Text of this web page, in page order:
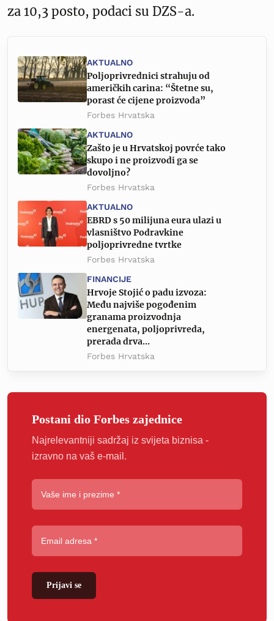
za 10,3 posto, podaci su DZS-a.
AKTUALNO
Poljoprivrednici strahuju od
američkih carina: “Štetne su,
porast će cijene proizvoda”
Forbes Hrvatska
AKTUALNO
Zašto je u Hrvatskoj povrće tako
skupo i ne proizvodi ga se
dovoljno?
Forbes Hrvatska
AKTUALNO
EBRD s 50 milijuna eura ulazi u
vlasništvo Podravkine
poljoprivredne tvrtke
Forbes Hrvatska
FINANCIJE
Hrvoje Stojić o padu izvoza:
Među najviše pogođenim
granama proizvodnja
energenata, poljoprivreda,
prerada drva…
Forbes Hrvatska
Postani dio Forbes zajednice
Najrelevantniji sadržaj iz svijeta biznisa -
izravno na vaš e-mail.
Prijavi se